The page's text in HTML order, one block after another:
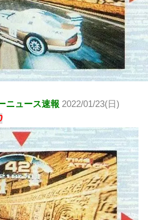
ニュース速報 2022/01/23(日)